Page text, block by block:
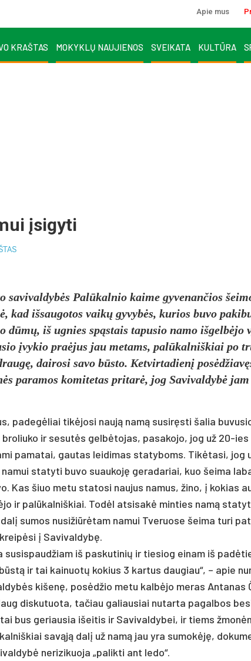
Apie mus
KRAŠTAS MOKYKLŲ NAUJIENOS SVEIKATA KULTŪRA
įsigyti
sa­vi­val­dybės Palū­kal­nio kai­me gy­ve­nan­čios
kad iš­sau­go­tos vaikų gy­vybės, ku­rios bu­vo
dūmų, iš ug­nies spąstais ta­pu­sio na­mo
įvy­kio pra­ėjus jau me­tams, palū­kal­niš­kiai po
dai­ro­si sa­vo būsto. Ket­vir­ta­dienį
pa­ra­mos ko­mi­te­tas pri­tarė, jog Sa­vi­val­dybė
pa­degė­liai tikė­jo­si naują namą su­si­ręsti ša­lia
bro­liu­ko ir se­sutės gelbė­to­jas, pa­sa­ko­jo, jog už 20-
pa­ma­tai, gau­tas lei­di­mas sta­ty­boms. Tikė­ta­si, jog
sta­ty­ti bu­vo suau­koję ge­ra­da­riai, kuo šei­ma
Kas šiuo me­tu sta­to­si nau­jus na­mus, ži­no, į ko­kias
ir palū­kal­niš­kiai. Todėl at­si­sakė min­ties namą
su­mos nu­si­žiūrė­tam na­mui Tve­ruo­se šei­ma tu­ri
į Sa­vi­val­dybę.
su­si­spaud­žiam iš pa­sku­ti­nių ir tie­siog ei­nam iš
ir tai kai­nuotų ko­kius 3 kar­tus dau­giau“, – apie
ki­šenę, po­sėdžio me­tu kalbė­jo me­ras An­ta­nas
dis­ku­tuo­ta, ta­čiau ga­liau­siai nu­tar­ta pa­gal­bos
bus ge­riau­sia išei­tis ir Sa­vi­val­dy­bei, ir tiems
savąją dalį už namą jau yra su­mokėję,
ne­ri­zi­kuo­ja „pa­lik­ti ant le­do“.